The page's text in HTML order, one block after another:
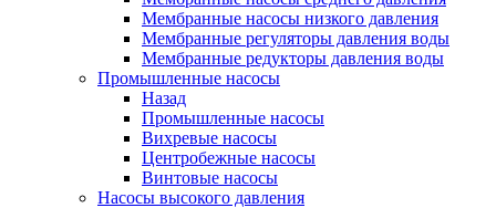
Мембранные насосы низкого давления
Мембранные регуляторы давления воды
Мембранные редукторы давления воды
Промышленные насосы
Назад
Промышленные насосы
Вихревые насосы
Центробежные насосы
Винтовые насосы
Насосы высокого давления